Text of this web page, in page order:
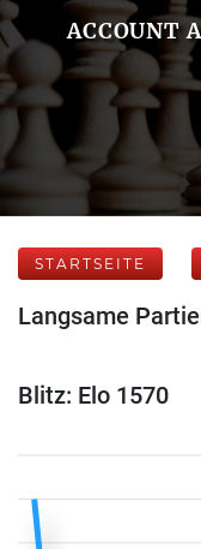
ACCOUNT
STARTSEITE
Langsame
Blitz: Elo 1570